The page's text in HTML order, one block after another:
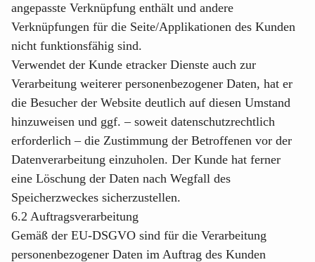
angepasste Verknüpfung enthält und andere
Verknüpfungen für die Seite/Applikationen des Kunden
nicht funktionsfähig sind.
Verwendet der Kunde etracker Dienste auch zur
Verarbeitung weiterer personenbezogener Daten, hat er
die Besucher der Website deutlich auf diesen Umstand
hinzuweisen und ggf. – soweit datenschutzrechtlich
erforderlich – die Zustimmung der Betroffenen vor der
Datenverarbeitung einzuholen. Der Kunde hat ferner
eine Löschung der Daten nach Wegfall des
Speicherzweckes sicherzustellen.
6.2 Auftragsverarbeitung
Gemäß der EU-DSGVO sind für die Verarbeitung
personenbezogener Daten im Auftrag des Kunden